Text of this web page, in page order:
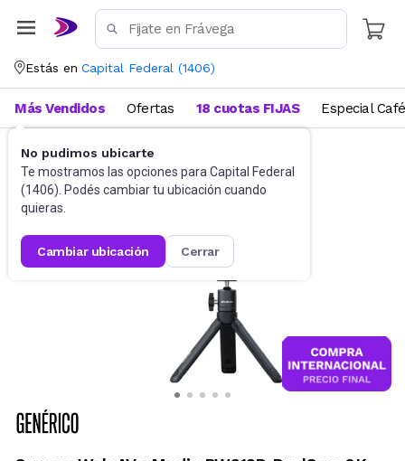
Estás en Capital Federal (1406)
No pudimos ubicarte
Te mostramos las opciones para Capital Federal
(1406). Podés cambiar tu ubicación cuando
quieras.
cambiar ubicación cerrar
Más Vendidos Ofertas 18 cuotas FIJAS Especial Café
Accesorios de Informática